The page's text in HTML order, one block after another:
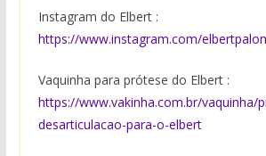
Instagram do Elbert :
https://www.instagram.com/
Vaquinha para prótese do Elbert :
https://www.vakinha.com.br/vaquinha/
desarticulacao-para-o-elbert